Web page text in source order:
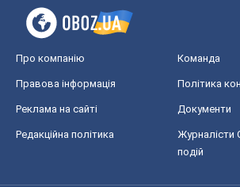
Про компанію Команда
Правова інформація Політика
Реклама на сайті Документи
Редакційна політика
Журналісти
подій